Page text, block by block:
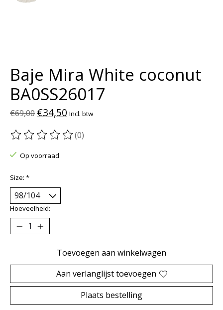
Baje Mira White coconut
BA0SS26017
€69,00 €34,50 Incl. btw
De beoordeling van dit product is
(0)
Op voorraad
Size: *
Hoeveelheid:
Toevoegen aan winkelwagen
Aan verlanglijst toevoegen
Plaats bestelling